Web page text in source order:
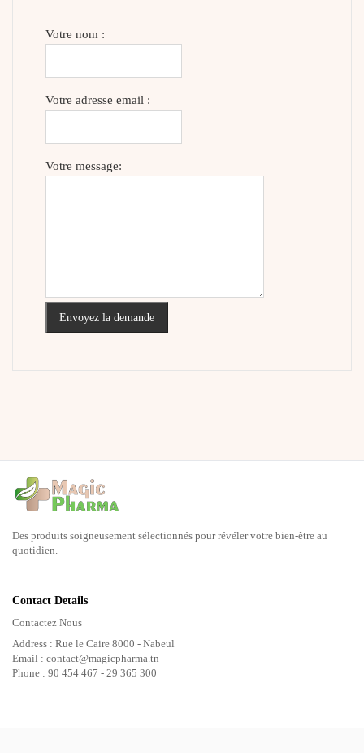
Votre nom :
Votre adresse email :
Votre message:
Envoyez la demande
Des produits soigneusement sélectionnés pour révéler votre bien-être au
quotidien.
Contact Details
Contactez Nous
Address : Rue le Caire 8000 - Nabeul
Email : contact@magicpharma.tn
Phone : 90 454 467 - 29 365 300